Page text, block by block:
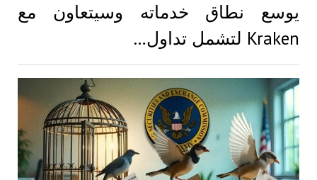
يوسع نطاق خدماته وسيتعاون مع
Kraken لتشمل تداول…